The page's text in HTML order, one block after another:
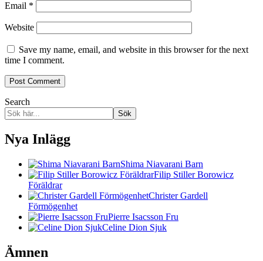
Email *
Website
Save my name, email, and website in this browser for the next
time I comment.
Search
Sök
Nya Inlägg
Shima Niavarani Barn
Filip Stiller Borowicz
Föräldrar
Christer Gardell
Förmögenhet
Pierre Isacsson Fru
Celine Dion Sjuk
Ämnen